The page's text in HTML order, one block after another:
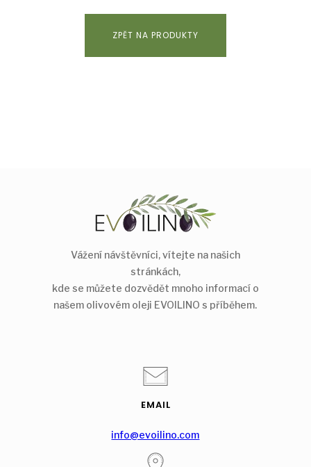
ZPĚT NA PRODUKTY
Vážení návštěvníci, vítejte na našich
stránkách,
kde se můžete dozvědět mnoho informací o
našem olivovém oleji EVOILINO s příběhem.
EMAIL
info@evoilino.com